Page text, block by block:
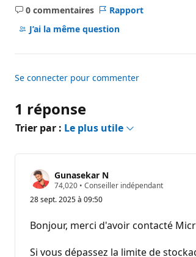
é
u
t
o
n
0 commentaires
Aucun
commentaire
Rapport
J’ai la même question
Se connecter pour commenter
1 réponse
Trier par : Le plus utile
Gunasekar N
74,020 P
o
i
t
s
e
• Conseiller indépendant
28 sept. 2025 à 09:50
Bonjour, merci d'avoir contacté
Si vous dépassez la limite de